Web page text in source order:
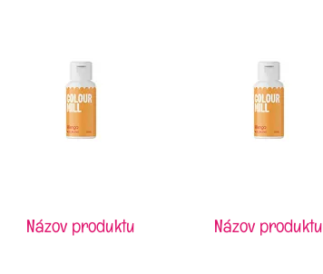
Názov produktu Názov produktu